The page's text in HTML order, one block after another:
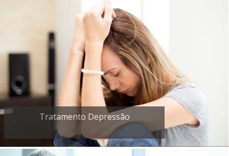
Tratamento Depressão